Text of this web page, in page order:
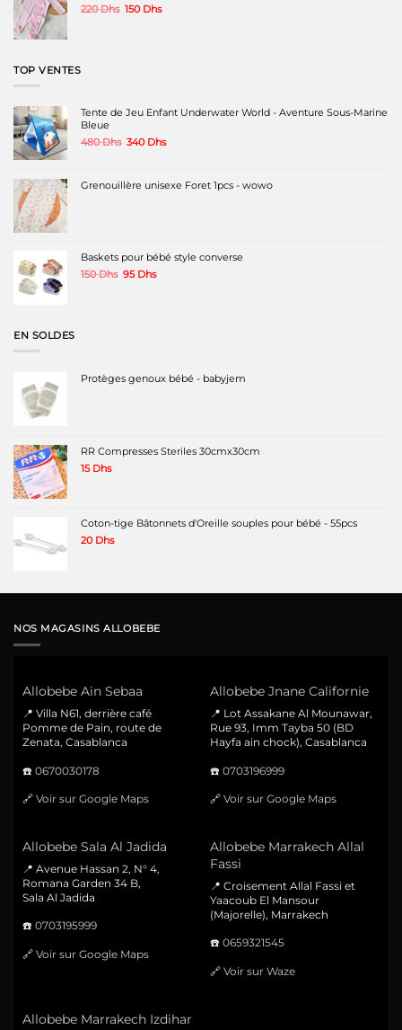
220Dhs Le
150 DhsLe
TOP VENTES
Tente de Jeu Enfant Underwater World - Aventure Sous-Marine
Bleue
480Dhs Le
était :
480 Dhs.
340 DhsLe
340 Dhs.
Grenouillère unisexe Foret 1pcs - wowo
Baskets pour bébé style converse
150Dhs Le
95 DhsLe
EN SOLDES
Protèges genoux bébé - babyjem
RR Compresses Steriles 30cmx30cm
15 Dhs
Coton-tige Bâtonnets d'Oreille souples pour bébé - 55pcs
20 Dhs
NOS MAGASINS ALLOBEBE
Allobebe Ain Sebaa
📍 Villa N61, derrière café
Pomme de Pain, route de
Zenata, Casablanca
☎️ 0670030178
🔗 Voir sur Google Maps
Allobebe Jnane Californie
📍 Lot Assakane Al Mounawar,
Rue 93, Imm Tayba 50 (BD
Hayfa ain chock), Casablanca
☎️ 0703196999
🔗 Voir sur Google Maps
Allobebe Sala Al Jadida
📍 Avenue Hassan 2, N° 4,
Romana Garden 34 B,
Sala Al Jadida
☎️ 0703195999
🔗 Voir sur Google Maps
Allobebe Marrakech Allal
Fassi
📍 Croisement Allal Fassi et
Yaacoub El Mansour
(Majorelle), Marrakech
☎️ 0659321545
🔗 Voir sur Waze
Allobebe Marrakech Izdihar